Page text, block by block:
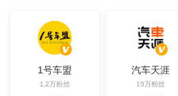
1号车盟
1.2万粉丝
汽车天涯
15万粉丝